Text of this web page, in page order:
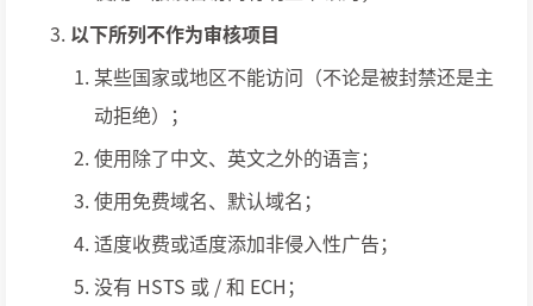
以下所列不作为审核项目
某些国家或地区不能访问（不论是被封禁还是主
动拒绝）；
使用除了中文、英文之外的语言；
使用免费域名、默认域名；
适度收费或适度添加非侵入性广告；
没有 HSTS 或 / 和 ECH；